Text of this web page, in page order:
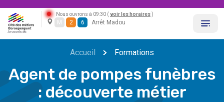
Nous ouvrons à 09:30 ( voir les horaires )
M 2 6 Arrêt Madou
Accueil Formations
Agent de pompes funèbres
: découverte métier